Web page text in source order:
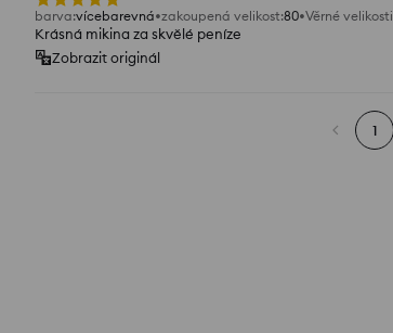
barva:vícebarevná zakoupená velikost:80 Věrné velikosti
Krásná mikina za skvělé peníze
Zobrazit originál
1